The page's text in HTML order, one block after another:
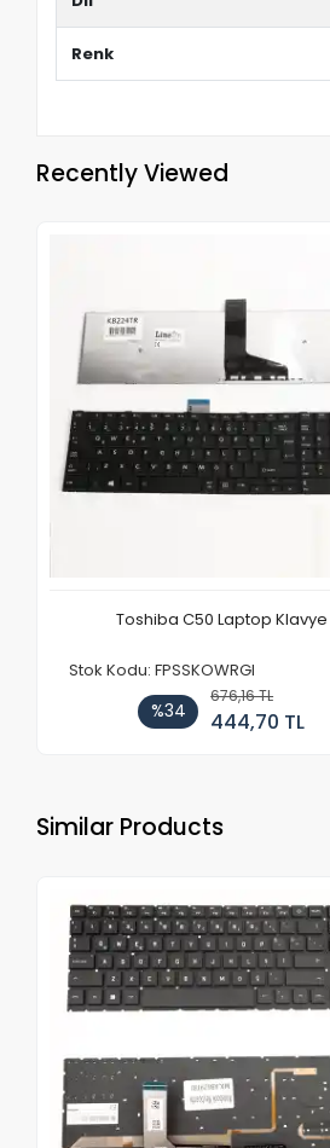
Renk
Recently Viewed
Toshiba C50 Laptop Klavye
Stok Kodu: FPSSKOWRGI
%34
676,16 TL
444,70 TL
Similar Products